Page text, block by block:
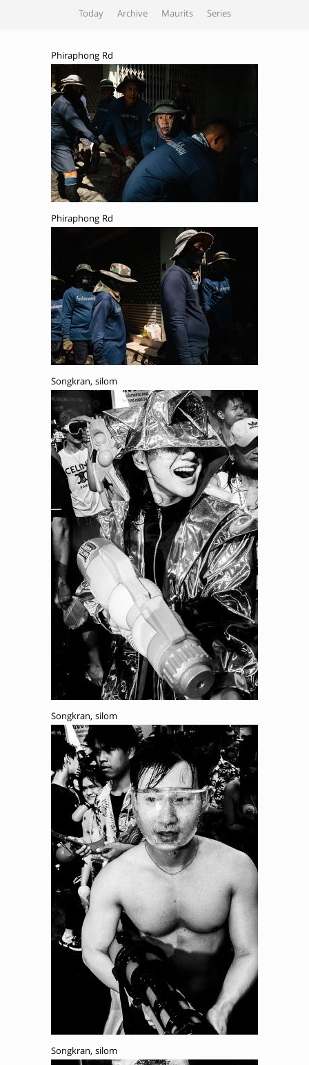
Today Archive Maurits Series
Phiraphong Rd
Phiraphong Rd
Songkran, silom
Songkran, silom
Songkran, silom